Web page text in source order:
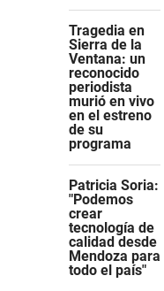
Tragedia en
Sierra de la
Ventana: un
reconocido
periodista
murió en vivo
en el estreno
de su
programa
Patricia Soria:
"Podemos
crear
tecnología de
calidad desde
Mendoza para
todo el país"